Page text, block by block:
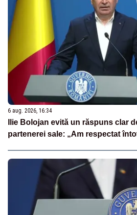
6 aug. 2026, 16:34
Ilie Bolojan evită un răspuns clar
partenerei sale: „Am respectat